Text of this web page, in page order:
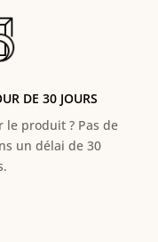
DE 30 JOURS
le produit ? Pas de
un délai de 30